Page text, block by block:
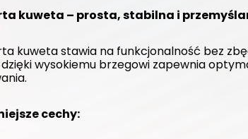
kuweta – prosta, stabilna i
kuweta stawia na funkcjonalność bez
wysokiemu brzegowi zapewnia
cechy: